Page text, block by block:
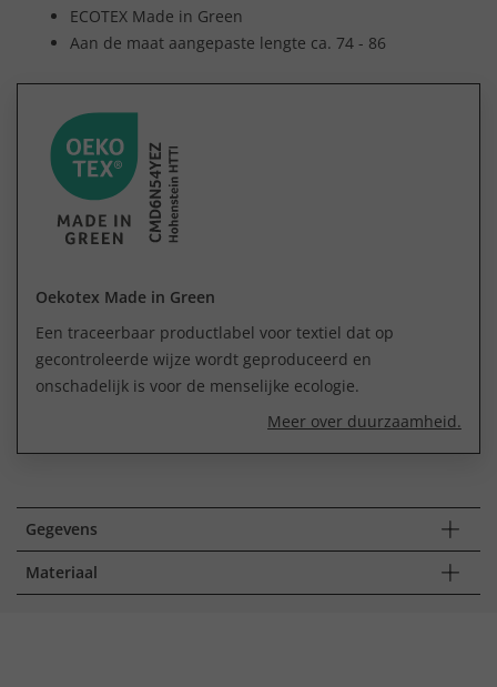
ECOTEX Made in Green
Aan de maat aangepaste lengte ca. 74 - 86
Oekotex Made in Green
Een traceerbaar productlabel voor textiel dat op
gecontroleerde wijze wordt geproduceerd en
onschadelijk is voor de menselijke ecologie.
Meer over duurzaamheid.
Gegevens
Materiaal